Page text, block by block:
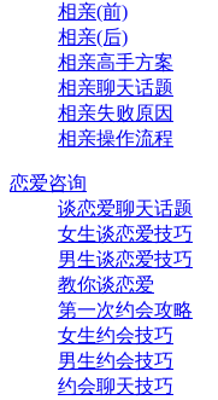
相亲(前)
相亲(后)
相亲高手方案
相亲聊天话题
相亲失败原因
相亲操作流程
恋爱咨询
谈恋爱聊天话题
女生谈恋爱技巧
男生谈恋爱技巧
教你谈恋爱
第一次约会攻略
女生约会技巧
男生约会技巧
约会聊天技巧